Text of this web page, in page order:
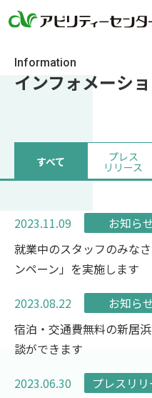
Information
インフォメーシ
すべて プレス
リリース
2023.11.09
お知ら
就業中のスタッフのみな
ンペーン」を実施します
2023.08.22
お知ら
宿泊・交通費無料の新居
談ができます
2023.06.30
プレスリリ